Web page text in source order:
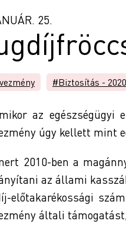
25.
#Biztosítás - 2020
az
úgy kellett mint
2010-ben a
az állami
előtakarékossági
általi